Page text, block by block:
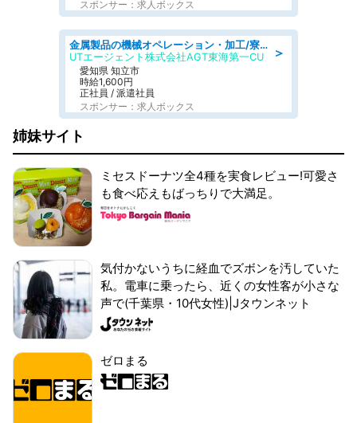
スポンサー：求人ボックス
＞
金属製品の機械オペレーション・加工/寮完備/日払い/工場・製造
UTエージェント株式会社AGT東海第一CU
愛知県 知立市
時給1,600円
正社員 / 派遣社員
スポンサー：求人ボックス
姉妹サイト
ミセスドーナツ全4種を実食レビュー!可愛さ
も食べ応えもばっちりで大満足。
気付かないうちに経血でズボンを汚していた
私。電車に乗ったら、近くの女性客が小さな
声で(千葉県・10代女性)|Jタウンネット
ゼロまる